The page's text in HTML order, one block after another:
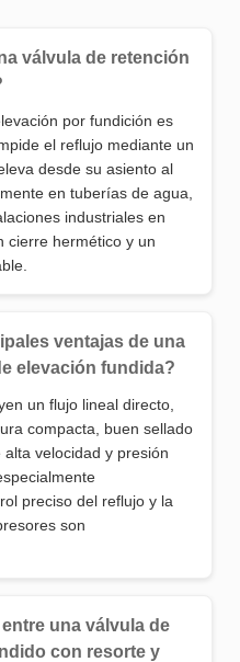
válvula de retención
por fundición es
el reflujo mediante un
desde su asiento al
en tuberías de agua,
industriales en
cierre hermético y un
ventajas de una
elevación fundida?
un flujo lineal directo,
compacta, buen sellado
velocidad y presión
preciso del reflujo y la
son
una válvula de
con resorte y